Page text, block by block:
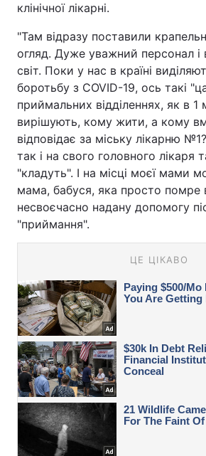
клінічної лікарні.
"Там відразу поставили
огляд. Дуже уважний персонал і
світ. Поки у нас в країні
боротьбу з COVID-19, ось такі
приймальних відділеннях, як в 1
вирішують, кому жити, а кому
відповідає за міську лікарню
так і на свого головного лікаря
"кладуть". І на місці моєї мами
мама, бабуся, яка просто помре
несвоєчасно надану допомогу
"приймання".